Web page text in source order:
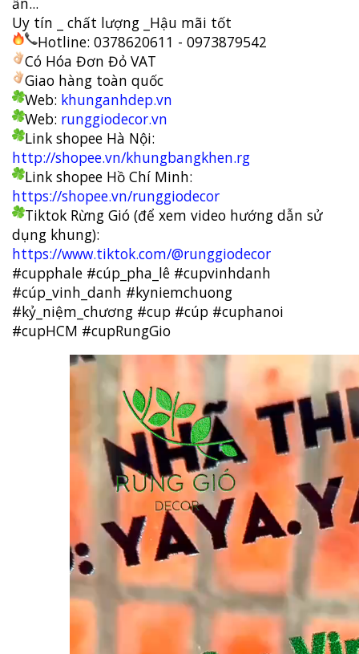
Uy tín _ chất lượng _Hậu mãi tốt
Hotline: 0378620611 - 0973879542
Có Hóa Đơn Đỏ VAT
Giao hàng toàn quốc
Web: khunganhdep.vn
Web: runggiodecor.vn
Link shopee Hà Nội:
http://shopee.vn/khungbangkhen.rg
Link shopee Hồ Chí Minh:
https://shopee.vn/runggiodecor
Tiktok Rừng Gió (để xem video hướng dẫn sử
dụng khung):
https://www.tiktok.com/@runggiodecor
#cupphale #cúp_pha_lê #cupvinhdanh
#cúp_vinh_danh #kyniemchuong
#kỷ_niệm_chương #cup #cúp #cuphanoi
#cupHCM #cupRungGio